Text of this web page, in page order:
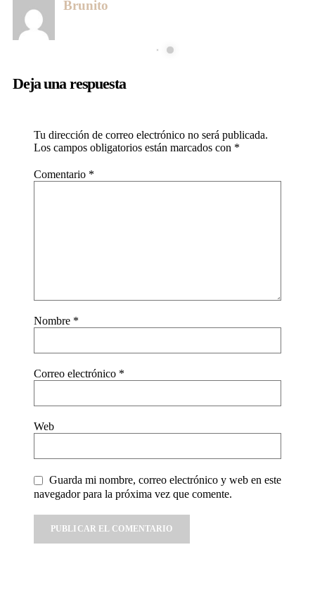
Brunito
Deja una respuesta
Tu dirección de correo electrónico no será publicada.
Los campos obligatorios están marcados con *
Comentario *
Nombre *
Correo electrónico *
Web
Guarda mi nombre, correo electrónico y web en este
navegador para la próxima vez que comente.